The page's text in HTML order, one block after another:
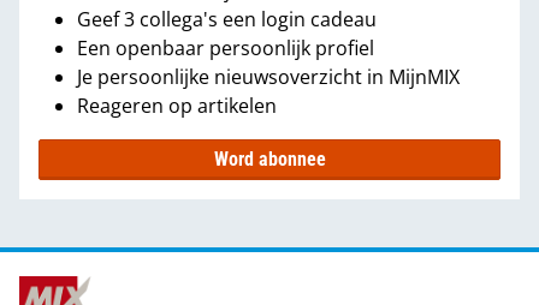
Geef 3 collega's een login cadeau
Een openbaar persoonlijk profiel
Je persoonlijke nieuwsoverzicht in MijnMIX
Reageren op artikelen
Word abonnee